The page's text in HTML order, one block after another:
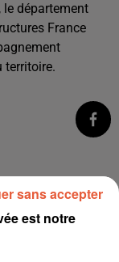
le département
France
territoire.
est notre
sans accepter